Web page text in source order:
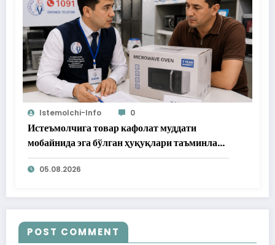
Istemolchi-Info 0
Истеъмолчига товар кафолат муддати
мобайнида эга бўлган ҳуқуқлари таъминлаб
берилди
05.08.2026
POST COMMENT